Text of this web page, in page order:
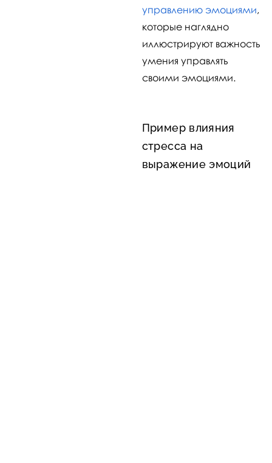
управлению эмоциями,
которые наглядно
иллюстрируют важность
умения управлять
своими эмоциями.
Пример влияния
стресса на
выражение эмоций